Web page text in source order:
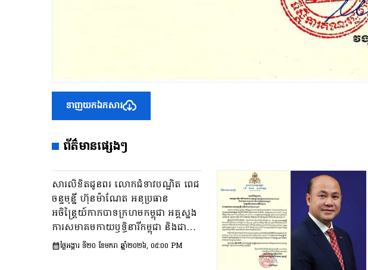
ទាញយកឯកសារ
ព័ត៌មានផ្សេងៗ
សារលិខិតជូនពរ លោកជំទាវបណ្ឌិត ពេជ
ចន្ទមុន្នី ហ៊ុនម៉ាណែត អនុប្រធាន
អចិន្ត្រៃយ៍កាកបាទក្រហមកម្ពុជា អគ្គស្នង
ការសមាគមកាយឫទ្ធិនារីកម្ពុជា និងជា
អនុប្រធានក្រុមប្រឹក្សាភិបាលសមាគមគ្រូ
ពេទ្យស្ម័គ្រចិត្តយុវជនសម្តេចតេជោ នៅ
ថ្ងៃអង្គារ ទី២០ ខែមករា ឆ្នាំ២០២៦, ០៥:០០ PM